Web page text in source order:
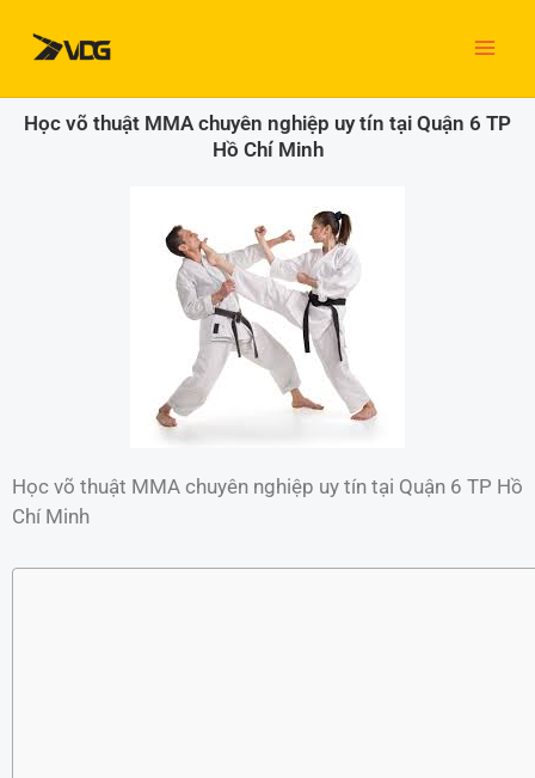
dung
Học võ thuật MMA chuyên nghiệp uy tín tại Quận 6 TP
Hồ Chí Minh
Học võ thuật MMA chuyên nghiệp uy tín tại Quận 6 TP Hồ
Chí Minh